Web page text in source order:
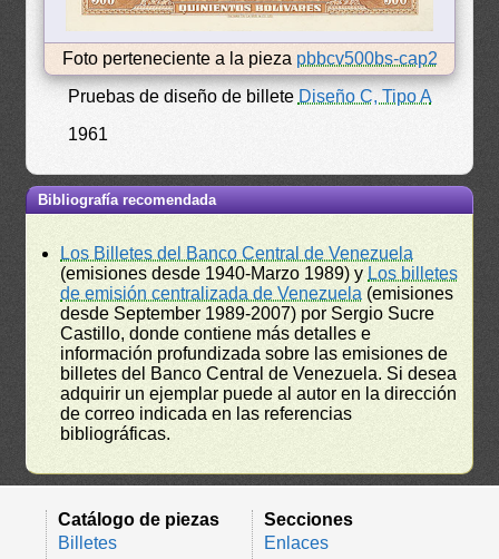
Foto perteneciente a la pieza pbbcv500bs-cap2
Pruebas de diseño de billete Diseño C, Tipo A
1961
Bibliografía recomendada
Los Billetes del Banco Central de Venezuela
(emisiones desde 1940-Marzo 1989) y Los billetes
de emisión centralizada de Venezuela (emisiones
desde September 1989-2007) por Sergio Sucre
Castillo, donde contiene más detalles e
información profundizada sobre las emisiones de
billetes del Banco Central de Venezuela. Si desea
adquirir un ejemplar puede al autor en la dirección
de correo indicada en las referencias
bibliográficas.
Catálogo de piezas
Billetes
Secciones
Enlaces